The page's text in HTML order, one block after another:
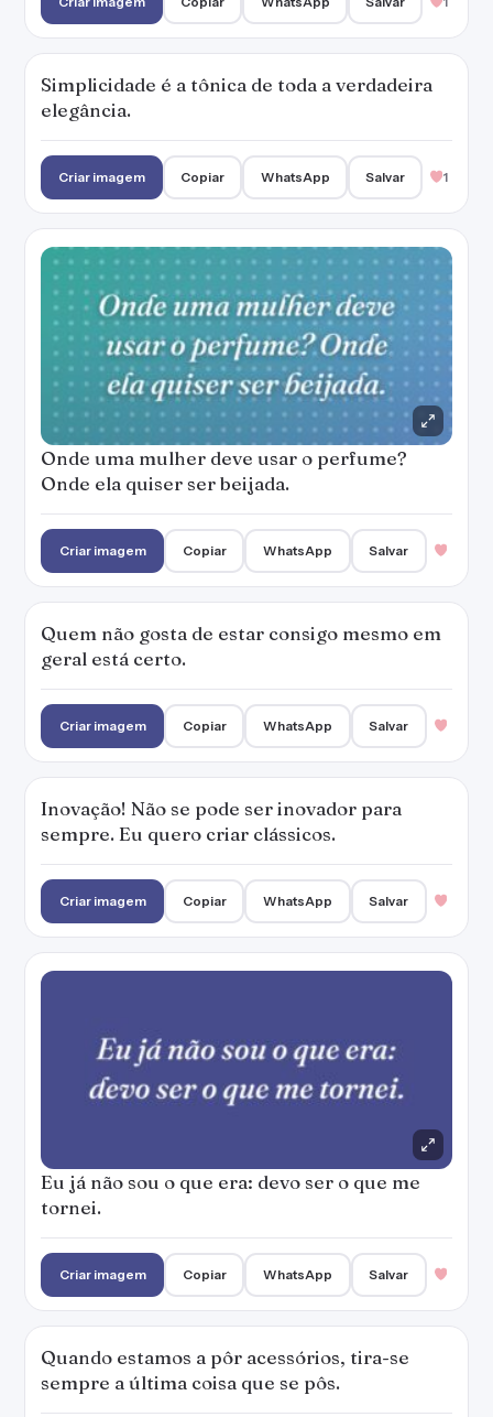
Simplicidade é a tônica de toda a verdadeira
elegância.
Criar imagem Copiar WhatsApp Salvar 1
Onde uma mulher deve usar o perfume?
Onde ela quiser ser beijada.
Criar imagem Copiar WhatsApp Salvar
Quem não gosta de estar consigo mesmo em
geral está certo.
Criar imagem Copiar WhatsApp Salvar
Inovação! Não se pode ser inovador para
sempre. Eu quero criar clássicos.
Criar imagem Copiar WhatsApp Salvar
Eu já não sou o que era: devo ser o que me
tornei.
Criar imagem Copiar WhatsApp Salvar
Quando estamos a pôr acessórios, tira-se
sempre a última coisa que se pôs.